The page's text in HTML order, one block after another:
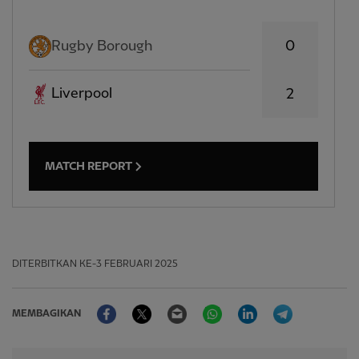
Rugby Borough
Liverpool
0
2
MATCH REPORT
DITERBITKAN KE-3 FEBRUARI 2025
MEMBAGIKAN
FacebookTwitter Email WhatsAppLinkedIn